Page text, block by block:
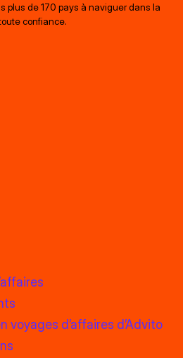
plus de 170 pays à naviguer dans la
confiance.
voyages d’affaires d’Advito